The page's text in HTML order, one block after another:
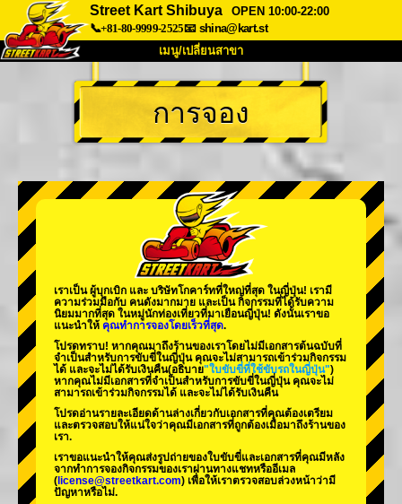
Street Kart Shibuya
OPEN 10:00-22:00
📞+81-80-9999-2525📧 shina@kart.st
เมนู/เปลี่ยนสาขา
หน้าแรก
เกี่ยวกับ สเปค ราคา
บริษัท การจอง
เปลี่ยนสาขา
Tokyo Shinagawa Tokyo Akihabara#1
Tokyo Akihabara#2
Tokyo Shibuya Annex Tokyo Bay
Tokyo Asakusa
Okinawa
การจอง
เราเป็นผู้บุกเบิก และ บริษัทโกคาร์ทที่ใหญ่ที่สุด ในญี่ปุ่น! เรามี
ความร่วมมือกับ คนดังมากมาย และเป็นกิจกรรมที่ได้รับความ
นิยมมากที่สุด ในหมู่นักท่องเที่ยวที่มาเยือนญี่ปุ่น! ดังนั้นเราขอ
แนะนำให้ คุณทำการจองโดยเร็วที่สุด.
โปรดทราบ! หากคุณมาถึงร้านของเราโดยไม่มีเอกสารต้นฉบับที่
จำเป็นสำหรับการขับขี่ในญี่ปุ่น คุณจะไม่สามารถเข้าร่วมกิจกรรม
ได้ และจะไม่ได้รับเงินคืน(อธิบาย"ใบขับขี่ที่ใช้ขับรถในญี่ปุ่น")
หากคุณไม่มีเอกสารที่จำเป็นสำหรับการขับขี่ในญี่ปุ่น คุณจะไม่
สามารถเข้าร่วมกิจกรรมได้ และจะไม่ได้รับเงินคืน
โปรดอ่านรายละเอียดด้านล่างเกี่ยวกับเอกสารที่คุณต้องเตรียม
และตรวจสอบให้แน่ใจว่าคุณมีเอกสารที่ถูกต้องเมื่อมาถึงร้านของ
เรา.
เราขอแนะนำให้คุณส่งรูปถ่ายของใบขับขี่และเอกสารที่คุณมีหลัง
จากทำการจองกิจกรรมของเราผ่านทางแชทหรืออีเมล
( license@streetkart.com) เพื่อให้เราตรวจสอบล่วงหน้าว่ามี
ปัญหาหรือไม่.